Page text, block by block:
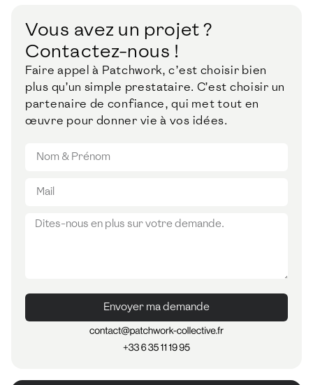
Vous avez un projet ?
Contactez-nous !
Faire appel à Patchwork, c’est choisir bien
plus qu’un simple prestataire. C’est choisir un
partenaire de confiance, qui met tout en
œuvre pour donner vie à vos idées.
Envoyer ma demande